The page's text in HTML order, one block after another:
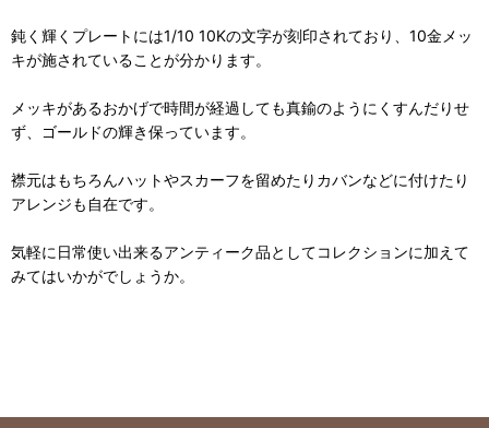
鈍く輝くプレートには1/10 10Kの文字が刻印されており、10金メッ
キが施されていることが分かります。
メッキがあるおかげで時間が経過しても真鍮のようにくすんだりせ
ず、ゴールドの輝き保っています。
襟元はもちろんハットやスカーフを留めたりカバンなどに付けたり
アレンジも自在です。
気軽に日常使い出来るアンティーク品としてコレクションに加えて
みてはいかがでしょうか。